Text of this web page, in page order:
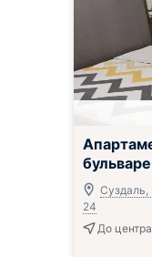
Суздаль,
24
До